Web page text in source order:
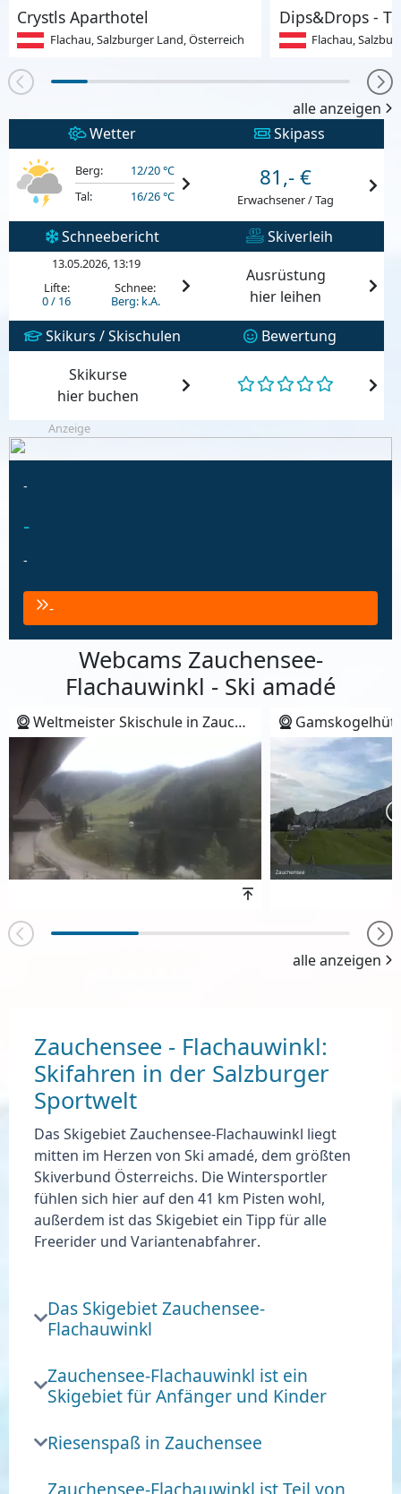
Crystls Aparthotel
Flachau, Salzburger Land, Österreich Flachau,
alle anzeigen
Wetter
Berg:
12/20 °C
Tal:
16/26 °C
Skipass
81,- €
Erwachsener / Tag
Schneebericht
13.05.2026, 13:19
Lifte:
0 / 16
Schnee:
Berg: k.A.
Skiverleih
Ausrüstung
hier leihen
Skikurs / Skischulen
Skikurse
hier buchen
Bewertung
Anzeige
-
-
-
-
Webcams Zauchensee-
Flachauwinkl - Ski amadé
Weltmeister Skischule in Zauchensee - Flachauwinkl
Höhenwert
Gamskogelhütte in
alle anzeigen
Zauchensee - Flachauwinkl:
Skifahren in der Salzburger
Sportwelt
Das Skigebiet Zauchensee-Flachauwinkl liegt
mitten im Herzen von Ski amadé, dem größten
Skiverbund Österreichs. Die Wintersportler
fühlen sich hier auf den 41 km Pisten wohl,
außerdem ist das Skigebiet einTipp für alle
Freerider und Variantenabfahrer.
Das Skigebiet Zauchensee-
Flachauwinkl
Zauchensee-Flachauwinkl ist ein
Skigebiet für Anfänger und Kinder
Riesenspaß in Zauchensee